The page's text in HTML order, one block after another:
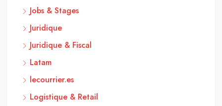
Jobs & Stages
Juridique
Juridique & Fiscal
Latam
lecourrier.es
Logistique & Retail